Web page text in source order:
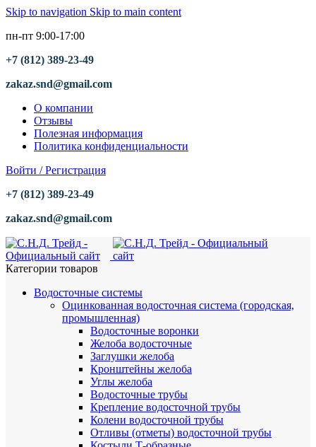
Skip to navigation Skip to main content
пн-пт 9:00-17:00
+7 (812) 389-23-49
zakaz.snd@gmail.com
О компании
Отзывы
Полезная информация
Политика конфиденциальности
Войти / Регистрация
+7 (812) 389-23-49
zakaz.snd@gmail.com
Категории товаров
Водосточные системы
Оцинкованная водосточная система (городская,
промышленная)
Водосточные воронки
Желоба водосточные
Заглушки желоба
Кронштейны желоба
Углы желоба
Водосточные трубы
Крепление водосточной трубы
Колени водосточной трубы
Отливы (отметы) водосточной трубы